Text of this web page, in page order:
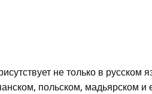
не только в русском
польском, мадьярском